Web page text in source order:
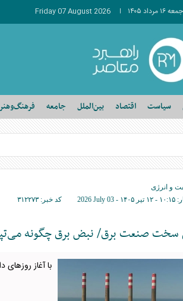
جمعه ۱۶ مرداد ۱۴۰۵ Friday 07 August 2026
سیاست اقتصاد بین‌الملل جامعه فرهنگ‌وهنر
و انرژی
۱۰:۱۵ - ۱۲ تير ۱۴۰۵ - 2026 July 03 کد خبر: ۳۱۲۲۷۳
سخت صنعت برق/ نبض برق ‌چگونه
با آغاز